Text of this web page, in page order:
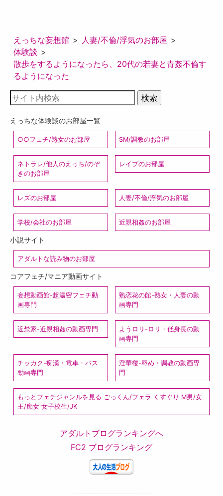
えっちな妄想館
人妻/不倫/浮気のお部屋
体験談
散歩をするようになったら、20代の若妻と青姦不倫す
るようになった
えっちな体験談のお部屋一覧
○○フェチ/熟女のお部屋 SM/調教のお部屋
ネトラレ/他人のえっち/のぞ
きのお部屋
レイプのお部屋
レズのお部屋 人妻/不倫/浮気のお部屋
学校/会社のお部屋 近親相姦のお部屋
小説サイト
アダルトな読み物のお部屋
コアフェチ/マニア動画サイト
妄想動画館-超濃密フェチ動
画専門
熟恋花の館-熟女・人妻の動
画専門
近禁家-近親相姦の動画専門
ようロリ-ロリ・低身長の動
画専門
チッカク-痴漢・電車・バス
動画専門
淫華楼-辱め・調教の動画専
門
もっとフェチジャンルを見る ごっくん/フェラ くすぐり M男/女
王/痴女 女子校生/JK
アダルトブログランキングへ
FC2 ブログランキング